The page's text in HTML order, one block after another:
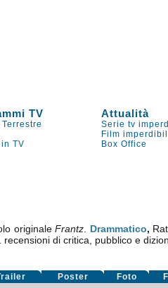
TV Attualità
Serie tv
Film
TV Box Office
originaleFrantz Drammatico,
recensioni di critica, pubblico e
Poster Foto